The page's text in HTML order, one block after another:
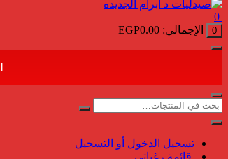
0
0 الإجمالي: EGP0.00
تسجيل الدخول أو التسجيل
قائمة رغباتي